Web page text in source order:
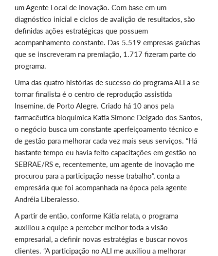
um Agente Local de Inovação. Com base em um
diagnóstico inicial e ciclos de avalição de resultados, são
definidas ações estratégicas que possuem
acompanhamento constante. Das 5.519 empresas gaúchas
que se inscreveram na premiação, 1.717 fizeram parte do
programa.
Uma das quatro histórias de sucesso do programa ALI a se
tornar finalista é o centro de reprodução assistida
Insemine, de Porto Alegre. Criado há 10 anos pela
farmacêutica bioquímica Katia Simone Delgado dos Santos,
o negócio busca um constante aperfeiçoamento técnico e
de gestão para melhorar cada vez mais seus serviços. “Há
bastante tempo eu havia feito capacitações em gestão no
SEBRAE/RS e, recentemente, um agente de inovação me
procurou para a participação nesse trabalho”, conta a
empresária que foi acompanhada na época pela agente
Andréia Liberalesso.
A partir de então, conforme Kátia relata, o programa
auxiliou a equipe a perceber melhor toda a visão
empresarial, a definir novas estratégias e buscar novos
clientes. “A participação no ALI me auxiliou a melhorar